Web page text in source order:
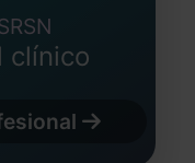
clínico